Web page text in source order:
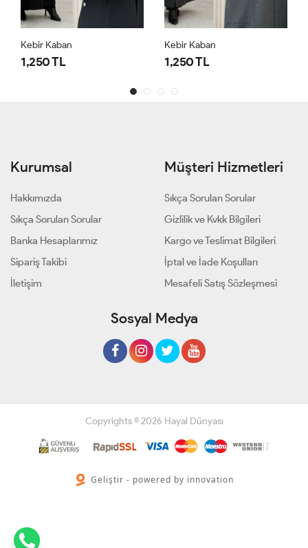
Kebir Kaban
1,250 TL
Kebir Kaban
1,250 TL
Kurumsal
Hakkımızda
Sıkça Sorulan Sorular
Banka Hesaplarımız
Sipariş Takibi
İletişim
Müşteri Hizmetleri
Sıkça Sorulan Sorular
Gizlilik ve Kvkk Bilgileri
Kargo ve Teslimat Bilgileri
İptal ve İade Koşulları
Mesafeli Satış Sözleşmesi
Sosyal Medya
Copyrights © 2026 Hayal Dünyası
Geliştir - powered by innovation